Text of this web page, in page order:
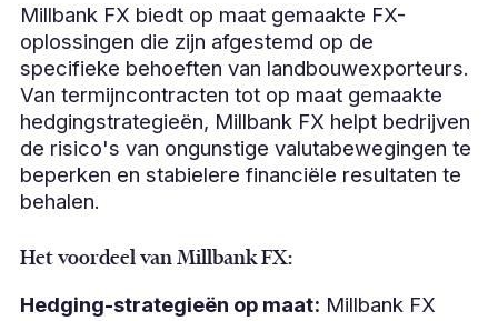
Millbank FX biedt op maat gemaakte FX-
oplossingen die zijn afgestemd op de
specifieke behoeften van landbouwexporteurs.
Van termijncontracten tot op maat gemaakte
hedgingstrategieën, Millbank FX helpt bedrijven
de risico's van ongunstige valutabewegingen te
beperken en stabielere financiële resultaten te
behalen.
Het voordeel van Millbank FX:
Hedging-strategieën op maat: Millbank FX